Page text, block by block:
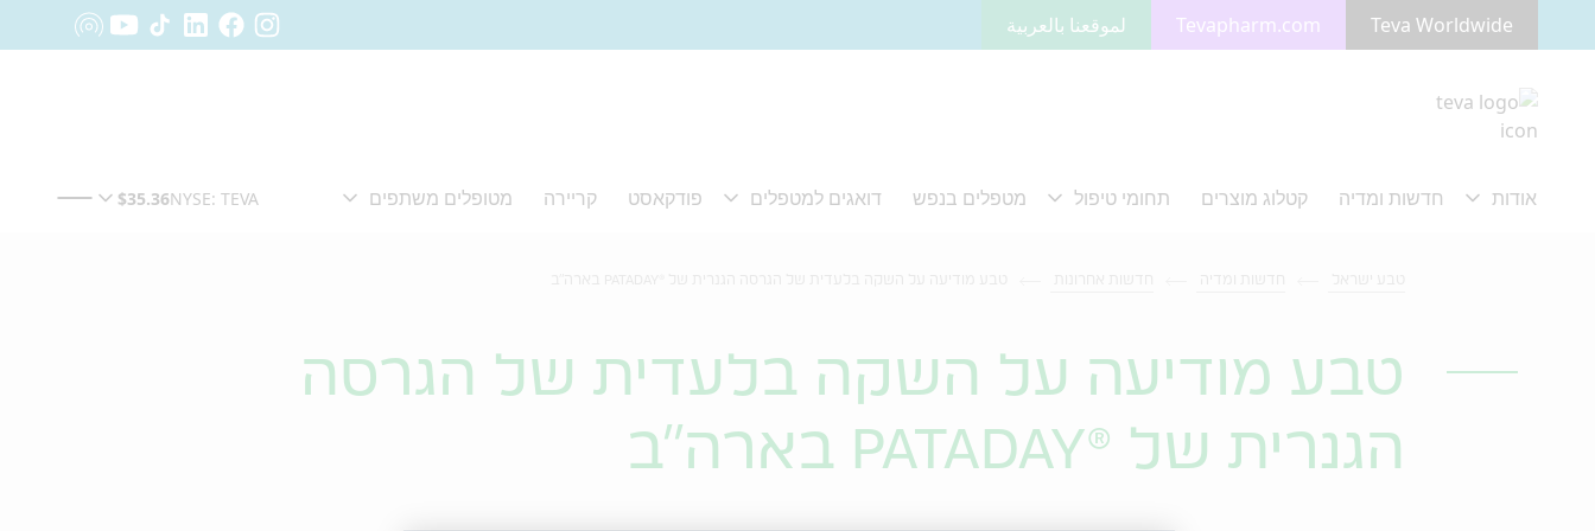
מעבר לתוכן המרכזי
Teva Worldwide
Tevapharm.com لموقعنا بالعربية
טבע מודיעה על השקה בלעדית של הגרסה
הגנרית של ®PATADAY בארה"ב